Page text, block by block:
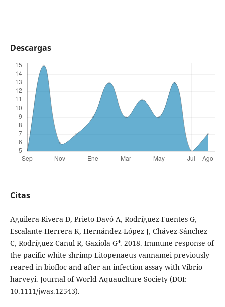
Descargas
Citas
Aguilera-Rivera D, Prieto-Davó A, Rodríguez-Fuentes G,
Escalante-Herrera K, Hernández-López J, Chávez-Sánchez
C, Rodríguez-Canul R, Gaxiola G*. 2018. Immune response of
the pacific white shrimp Litopenaeus vannamei previously
reared in biofloc and after an infection assay with Vibrio
harveyi. Journal of World Aquauclture Society (DOI:
10.1111/jwas.12543).